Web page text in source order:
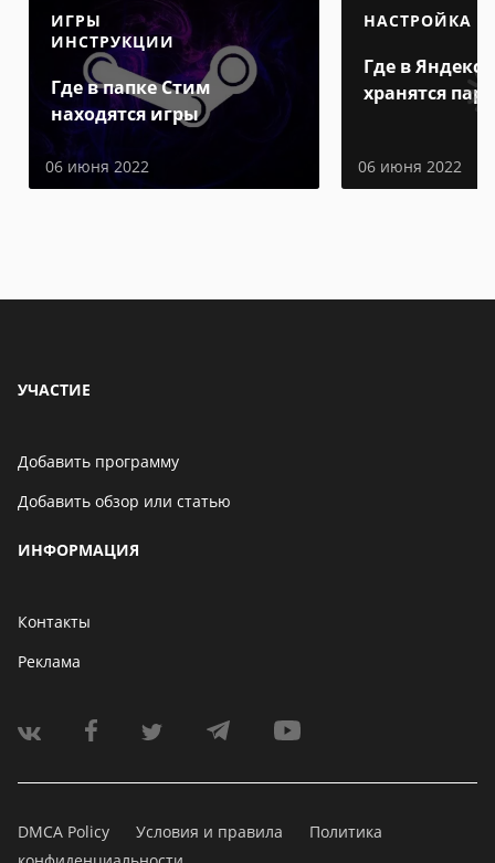
ИГРЫ
ИНСТРУКЦИИ
Где в папке Стим
находятся игры
06 июня 2022
НАСТРОЙКА
Где в Яндекс
хранятся
06 июня 2022
УЧАСТИЕ
Добавить программу
Добавить обзор или статью
ИНФОРМАЦИЯ
Контакты
Реклама
DMCA Policy Условия и правила
Политика